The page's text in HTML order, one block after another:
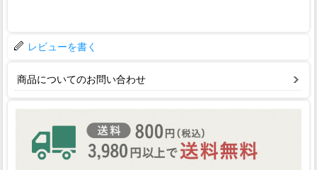
レビューを書く
商品についてのお問い合わせ